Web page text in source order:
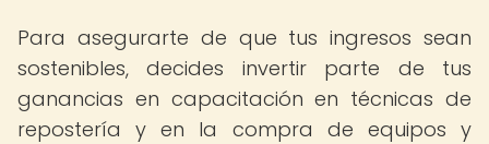
Para asegurarte de que tus ingresos sean
sostenibles, decides invertir parte de tus
ganancias en capacitación en técnicas de
repostería y en la compra de equipos y